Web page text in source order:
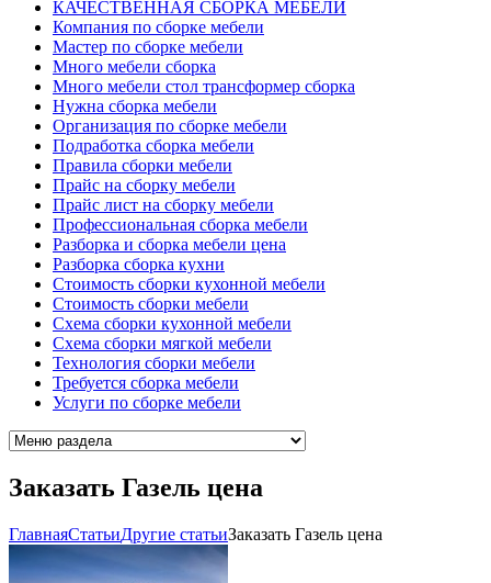
КАЧЕСТВЕННАЯ СБОРКА МЕБЕЛИ
Компания по сборке мебели
Мастер по сборке мебели
Много мебели сборка
Много мебели стол трансформер сборка
Нужна сборка мебели
Организация по сборке мебели
Подработка сборка мебели
Правила сборки мебели
Прайс на сборку мебели
Прайс лист на сборку мебели
Профессиональная сборка мебели
Разборка и сборка мебели цена
Разборка сборка кухни
Стоимость сборки кухонной мебели
Стоимость сборки мебели
Схема сборки кухонной мебели
Схема сборки мягкой мебели
Технология сборки мебели
Требуется сборка мебели
Услуги по сборке мебели
Заказать Газель цена
ГлавнаяCтатьиДругие статьиЗаказать Газель цена